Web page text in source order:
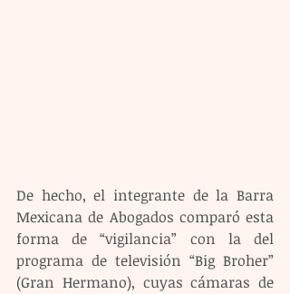
De hecho, el integrante de la Barra
Mexicana de Abogados comparó esta
forma de “vigilancia” con la del
programa de televisión “Big Broher”
(Gran Hermano), cuyas cámaras de